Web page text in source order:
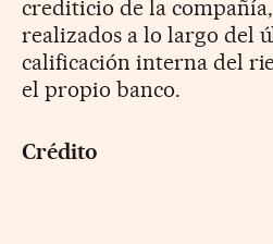
crediticio de la
realizados a lo largo del
calificación interna del
el propio banco.
Crédito